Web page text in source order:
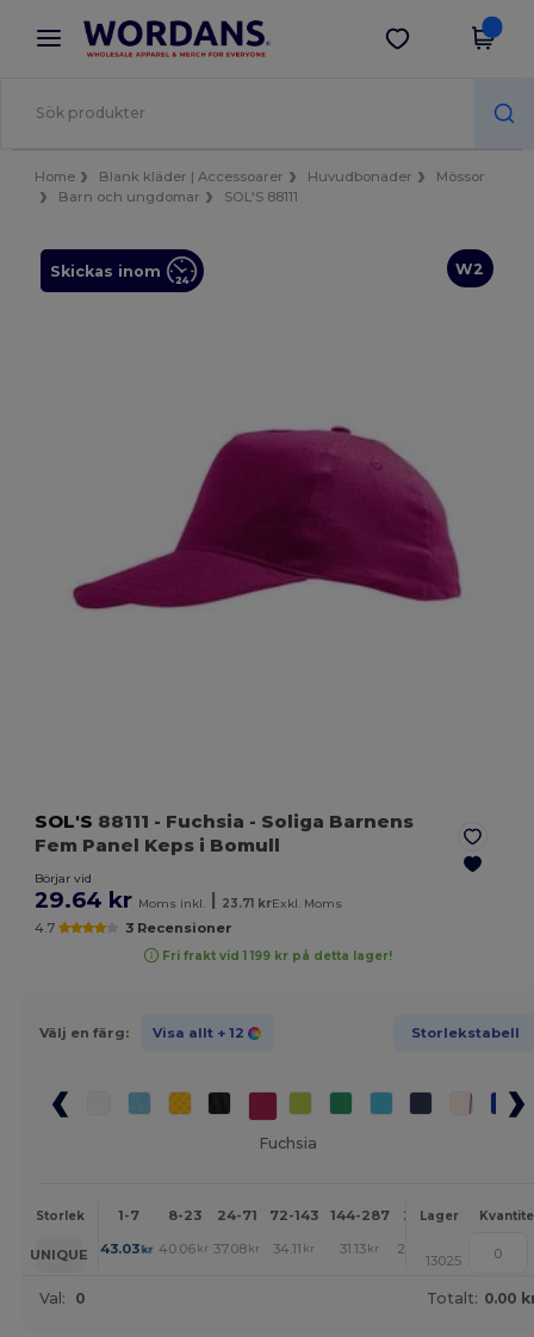
× Wordans-app
Bättre priser i appen!
Hämta app
Home Blank kläder | Accessoarer Huvudbonader
Mössor
Barn och ungdomar
SOL'S 88111
W2
Skickas inom
SOL'S 88111 - Fuchsia - Soliga Barnens
Fem Panel Keps i Bomull
Börjar vid
29.64 kr Moms inkl. 23.71 krExkl. Moms
4.7 3 Recensioner
Fri frakt vid 1 199 kr på detta lager!
Välj en färg: Visa allt + 12 Storlekstabell
Fuchsia
Storlek 1-7 8-23 24-71 72-143 144-287 288 + Mer
Lager
UNIQUE 43.03kr 40.06 kr 37.08 kr 34.11 kr 31.13 kr 29.64
13025
Val: 0 Totalt: 0.00